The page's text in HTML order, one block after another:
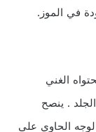
في الموز.
الغني
. ينصح
الحاوي على